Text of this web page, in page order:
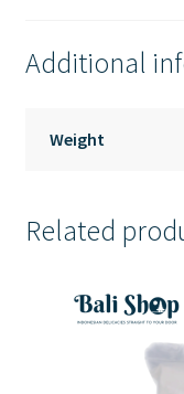
Additional
Weight
Related